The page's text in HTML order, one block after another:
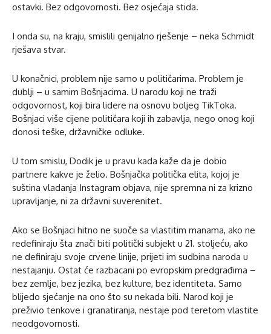
ostavki. Bez odgovornosti. Bez osjećaja stida.
I onda su, na kraju, smislili genijalno rješenje – neka Schmidt
rješava stvar.
U konačnici, problem nije samo u političarima. Problem je
dublji – u samim Bošnjacima. U narodu koji ne traži
odgovornost, koji bira lidere na osnovu boljeg TikToka.
Bošnjaci više cijene političara koji ih zabavlja, nego onog koji
donosi teške, državničke odluke.
U tom smislu, Dodik je u pravu kada kaže da je dobio
partnere kakve je želio. Bošnjačka politička elita, kojoj je
suština vladanja Instagram objava, nije spremna ni za krizno
upravljanje, ni za državni suverenitet.
Ako se Bošnjaci hitno ne suoče sa vlastitim manama, ako ne
redefiniraju šta znači biti politički subjekt u 21. stoljeću, ako
ne definiraju svoje crvene linije, prijeti im sudbina naroda u
nestajanju. Ostat će razbacani po evropskim predgrađima –
bez zemlje, bez jezika, bez kulture, bez identiteta. Samo
blijedo sjećanje na ono što su nekada bili. Narod koji je
preživio tenkove i granatiranja, nestaje pod teretom vlastite
neodgovornosti.